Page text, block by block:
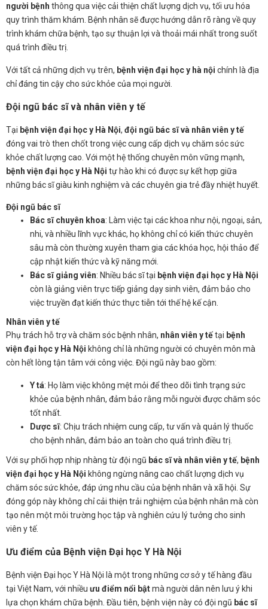
người bệnh thông qua việc cải thiện chất lượng dịch vụ, tối ưu hóa
quy trình thăm khám. Bệnh nhân sẽ được hướng dẫn rõ ràng về quy
trình khám chữa bệnh, tạo sự thuận lợi và thoải mái nhất trong suốt
quá trình điều trị.
Với tất cả những dịch vụ trên, bệnh viện đại học y hà nội chính là địa
chỉ đáng tin cậy cho sức khỏe của mọi người.
Đội ngũ bác sĩ và nhân viên y tế
Tại bệnh viện đại học y Hà Nội, đội ngũ bác sĩ và nhân viên y tế
đóng vai trò then chốt trong việc cung cấp dịch vụ chăm sóc sức
khỏe chất lượng cao. Với một hệ thống chuyên môn vững mạnh,
bệnh viện đại học y Hà Nội tự hào khi có được sự kết hợp giữa
những bác sĩ giàu kinh nghiệm và các chuyên gia trẻ đầy nhiệt huyết.
Đội ngũ bác sĩ
Bác sĩ chuyên khoa: Làm việc tại các khoa như nội, ngoại, sản,
nhi, và nhiều lĩnh vực khác, họ không chỉ có kiến thức chuyên
sâu mà còn thường xuyên tham gia các khóa học, hội thảo để
cập nhật kiến thức và kỹ năng mới.
Bác sĩ giảng viên: Nhiều bác sĩ tại bệnh viện đại học y Hà Nội
còn là giảng viên trực tiếp giảng dạy sinh viên, đảm bảo cho
việc truyền đạt kiến thức thực tiễn tới thế hệ kế cận.
Nhân viên y tế
Phụ trách hỗ trợ và chăm sóc bệnh nhân, nhân viên y tếtại bệnh
viện đại học y Hà Nội không chỉ là những người có chuyên môn mà
còn hết lòng tận tâm với công việc. Đội ngũ này bao gồm:
Y tá: Họ làm việc không mệt mỏi để theo dõi tình trạng sức
khỏe của bệnh nhân, đảm bảo rằng mỗi người được chăm sóc
tốt nhất.
Dược sĩ: Chịu trách nhiệm cung cấp, tư vấn và quản lý thuốc
cho bệnh nhân, đảm bảo an toàn cho quá trình điều trị.
Với sự phối hợp nhịp nhàng từ đội ngũ bác sĩ và nhân viên y tế, bệnh
viện đại học y Hà Nội không ngừng nâng cao chất lượng dịch vụ
chăm sóc sức khỏe, đáp ứng nhu cầu của bệnh nhân và xã hội. Sự
đóng góp này không chỉ cải thiện trải nghiệm của bệnh nhân mà còn
tạo nên một môi trường học tập và nghiên cứu lý tưởng cho sinh
viên y tế.
Ưu điểm của Bệnh viện Đại học Y Hà Nội
Bệnh viện Đại học Y Hà Nội là một trong những cơ sở y tế hàng đầu
tại Việt Nam, với nhiều ưu điểm nổi bậtmà người dân nên lưu ý khi
lựa chọn khám chữa bệnh. Đầu tiên, bệnh viện này có đội ngũ bác sĩ